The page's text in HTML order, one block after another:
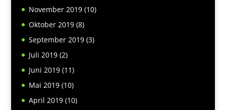
November 2019(10)
Oktober 2019(8)
September 2019(3)
Juli 2019(2)
Juni 2019(11)
Mai 2019(10)
April 2019(10)